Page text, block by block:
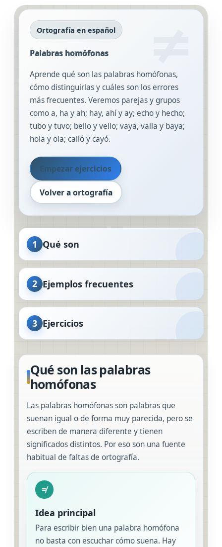
HOMÓFONAS
Ortografía en español
Palabras homófonas
Aprende qué son las palabras homófonas,
cómo distinguirlas y cuáles son los errores
más frecuentes. Veremos parejas y grupos
como a, ha y ah; hay, ahí y ay; echo y hecho;
tubo y tuvo; bello y vello; vaya, valla y baya;
hola y ola; calló y cayó.
Empezar ejercicios
Volver a ortografía
1 Qué son
2 Ejemplos frecuentes
3 Ejercicios
Qué son las palabras
homófonas
Las palabras homófonas son palabras que
suenan igual o de forma muy parecida, pero se
escriben de manera diferente y tienen
significados distintos. Por eso son una fuente
habitual de faltas de ortografía.
≠
Idea principal
Para escribir bien una palabra homófona
no basta con escuchar cómo suena. Hay